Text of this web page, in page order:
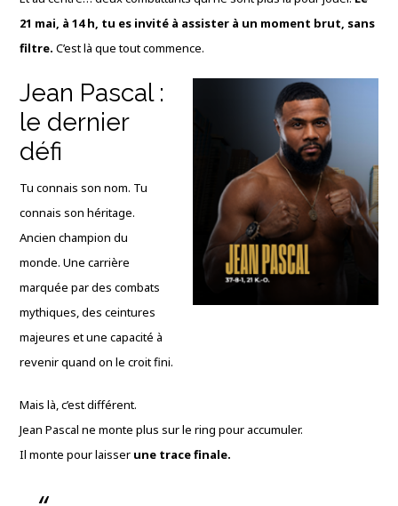
21 mai, à 14 h, tu es invité à assister à un moment brut, sans
filtre.C’est là que tout commence.
Jean Pascal :
le dernier
défi
Tu connais son nom. Tu
connais son héritage.
Ancien champion du
monde. Une carrière
marquée par des combats
mythiques, des ceintures
majeures et une capacité à
revenir quand on le croit fini.
Mais là, c’est différent.
Jean Pascal ne monte plus sur le ring pour accumuler.
Il monte pour laisser une trace finale.